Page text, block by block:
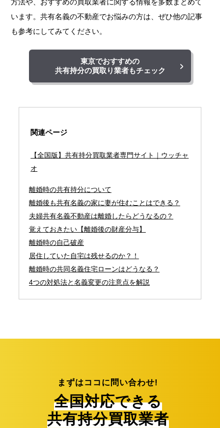
います。共有名義の不動産でお悩みの方は、ぜひ他の記事
も参考にしてみてください。
東京でおすすめの
共有持分の買取り業者もチェック
関連ページ
【全国版】共有持分買取業者専門サイト｜ウッチャ
オ
離婚時の共有持分について
離婚後も共有名義の家に妻が住むことはできる？
夫婦共有名義不動産は離婚したらどうなるの？
覚えておきたい【離婚後の財産分与】
離婚時の自己破産
居住していた自宅は残せるのか？！
離婚時の共同名義住宅ローンはどうなる？
4つの対処法と名義変更の注意点を解説
まずはココに問い合わせ!
全国対応できる
共有持分買取業者